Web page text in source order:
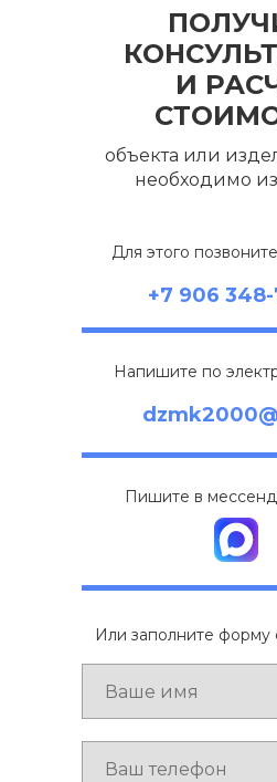
И
объекта или
необходимо
Для этого
+7 906
Напишите по
Или заполните форму
Пишите в